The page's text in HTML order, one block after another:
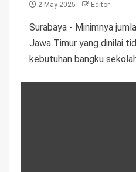
2 May 2025 Editor
Surabaya - Minimnya
Jawa Timur yang dinilai
kebutuhan bangku